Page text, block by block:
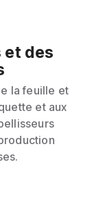
et des
la feuille et
et aux